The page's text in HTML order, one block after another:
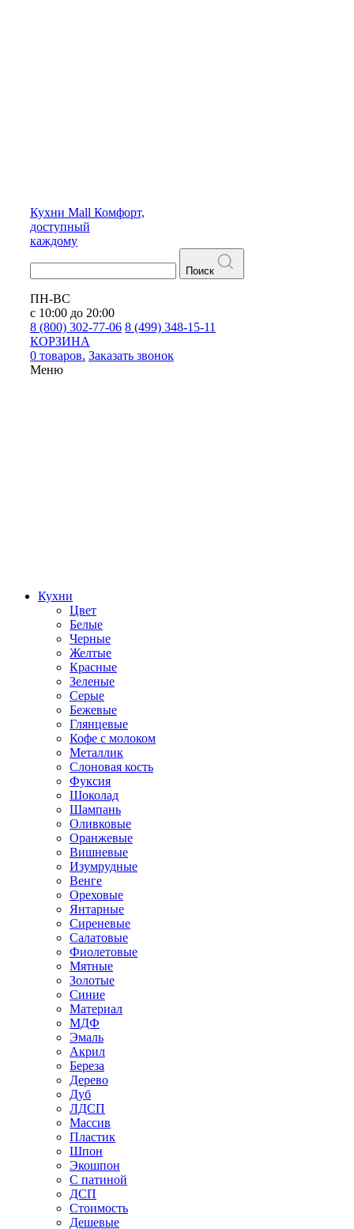
Кухни Mall Комфорт,
доступный
каждому
Поиск
ПН-ВС
с 10:00 до 20:00
8 (800) 302-77-06 8 (499) 348-15-11
КОРЗИНА
0 товаров. Заказать звонок
Меню
Кухни
Цвет
Белые
Черные
Желтые
Красные
Зеленые
Серые
Бежевые
Глянцевые
Кофе с молоком
Металлик
Слоновая кость
Фуксия
Шоколад
Шампань
Оливковые
Оранжевые
Вишневые
Изумрудные
Венге
Ореховые
Янтарные
Сиреневые
Салатовые
Фиолетовые
Мятные
Золотые
Синие
Материал
МДФ
Эмаль
Акрил
Береза
Дерево
Дуб
ЛДСП
Массив
Пластик
Шпон
Экошпон
С патиной
ДСП
Стоимость
Дешевые